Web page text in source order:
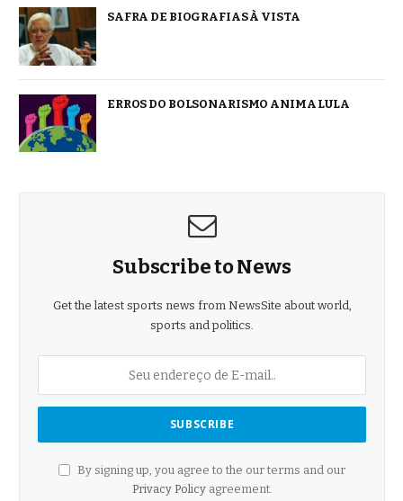
SAFRA DE BIOGRAFIAS À VISTA
ERROS DO BOLSONARISMO ANIMA LULA
Subscribe to News
Get the latest sports news from NewsSite about world,
sports and politics.
By signing up, you agree to the our terms and our
Privacy Policyagreement.